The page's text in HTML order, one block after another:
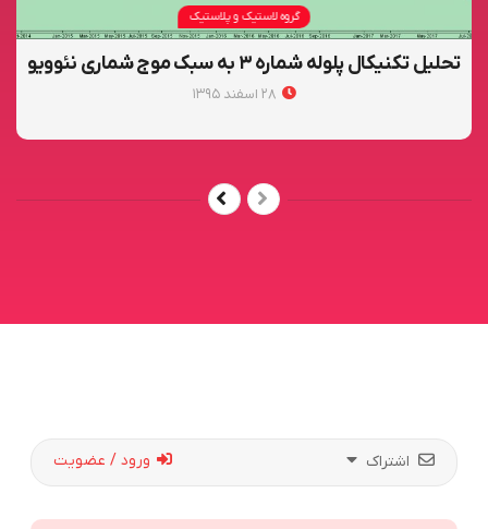
گروه لاستیک و پلاستیک
تحلیل تکنیکال پلوله شماره ۳ به سبک موج شماری نئوویو
اشتراک ورود / عضویت